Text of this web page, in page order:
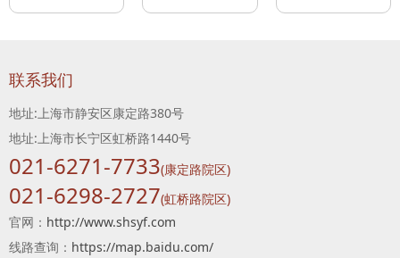
联系我们
地址:上海市静安区康定路380号
地址:上海市长宁区虹桥路1440号
021-6271-7733(康定路院区)
021-6298-2727(虹桥路院区)
官网： http://www.shsyf.com
线路查询： https://map.baidu.com/